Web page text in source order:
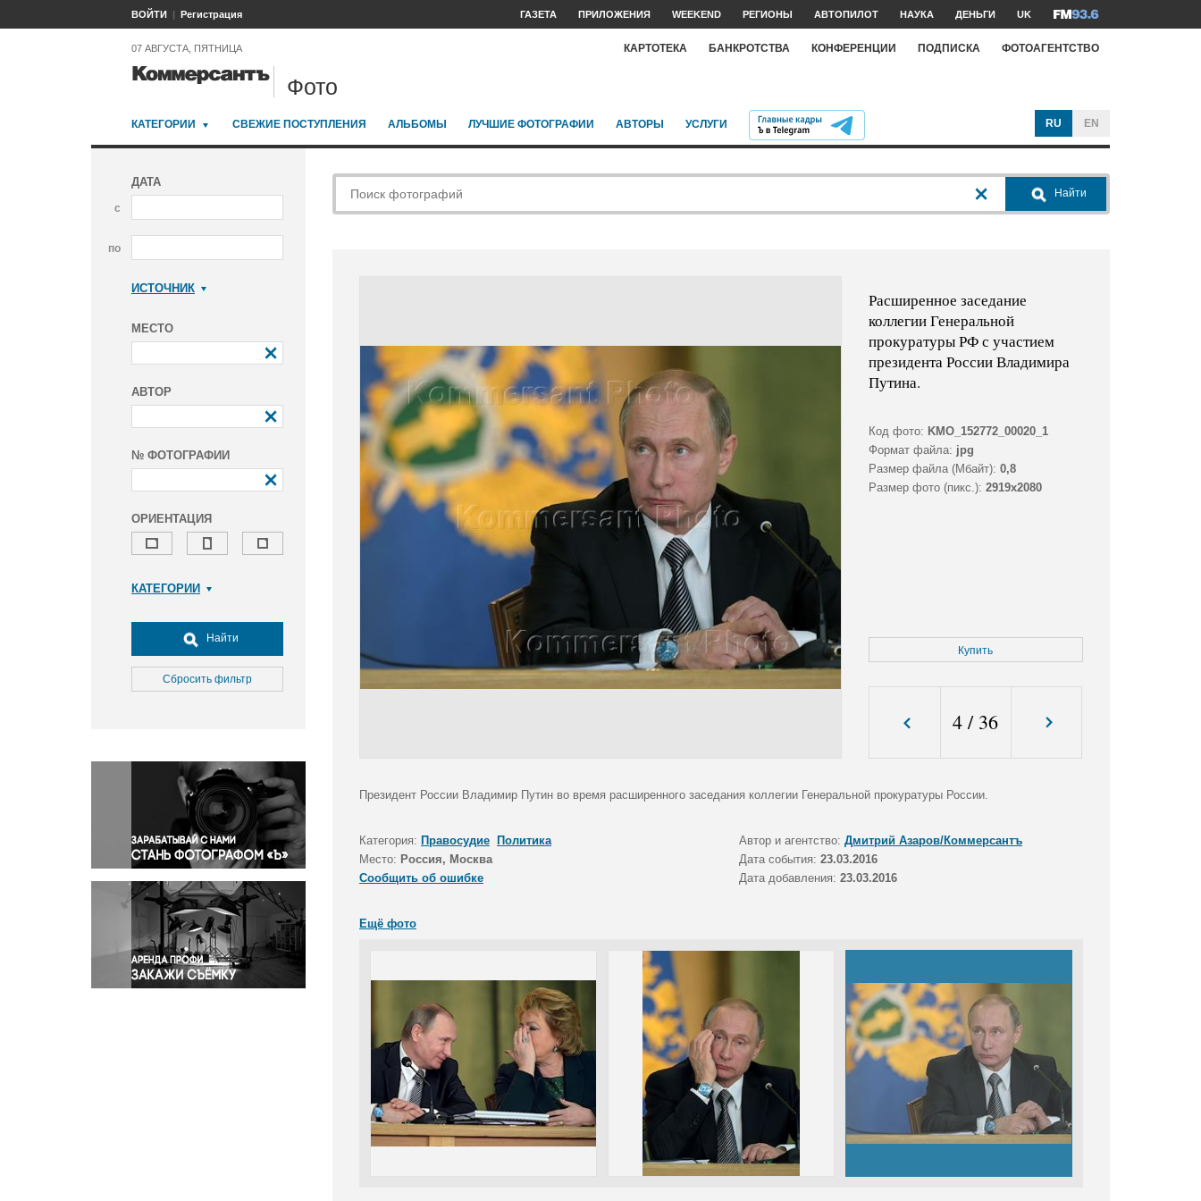
ВОЙТИ Регистрация ГАЗЕТА ПРИЛОЖЕНИЯ WEEKEND РЕГИОНЫ АВТОПИЛОТ НАУКА ДЕНЬГИ UK
07 АВГУСТА, ПЯТНИЦА КАРТОТЕКА БАНКРОТСТВА КОНФЕРЕНЦИИ ПОДПИСКА ФОТОАГЕНТСТВО
Фото
КАТЕГОРИИ СВЕЖИЕ ПОСТУПЛЕНИЯ АЛЬБОМЫ ЛУЧШИЕ ФОТОГРАФИИ АВТОРЫ УСЛУГИ RU EN
ДАТА
с
по
ИСТОЧНИК
МЕСТО
АВТОР
№ ФОТОГРАФИИ
ОРИЕНТАЦИЯ
КАТЕГОРИИ
Досуг, туризм и отдых
Культура
Медицина
Окружающая среда
Политика
Правосудие
Происшествия и конфликты
Религия
Светская жизнь
Спорт
Экология
Экономика и бизнес
Найти
Сбросить фильтр
Найти
Расширенное заседание
коллегии Генеральной
прокуратуры РФ с участием
президента России Владимира
Путина.
Код фото: KMO_152772_00020_1
Формат файла: jpg
Размер файла (Мбайт): 0,8
Размер фото (пикс.): 2919x2080
Купить
4 / 36
Президент России Владимир Путин во время расширенного заседания коллегии Генеральной прокуратуры России.
Категория: Правосудие Политика Автор и агентство: Дмитрий Азаров/Коммерсантъ
Место: Россия, Москва Дата события: 23.03.2016
Сообщить об ошибке
Дата добавления: 23.03.2016
Ещё фото